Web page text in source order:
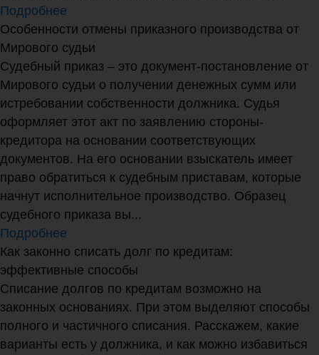
Подробнее
Особенности отмены приказного производства от
Мирового судьи
Судебный приказ – это документ-постановление от
Мирового судьи о получении денежных сумм или
истребовании собственности должника. Судья
оформляет этот акт по заявлению стороны-
кредитора на основании соответствующих
документов. На его основании взыскатель имеет
право обратиться к судебным приставам, которые
начнут исполнительное производство. Образец
судебного приказа вы...
Подробнее
Как законно списать долг по кредитам:
эффективные способы
Списание долгов по кредитам возможно на
законных основаниях. При этом выделяют способы
полного и частичного списания. Расскажем, какие
варианты есть у должника, и как можно избавиться